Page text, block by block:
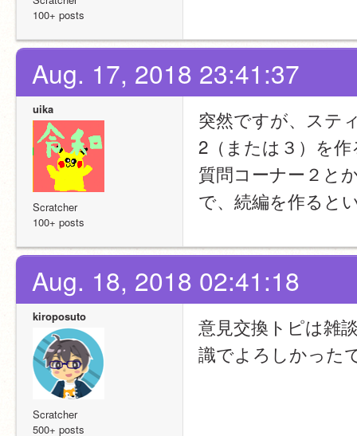
100+ posts
Aug. 17, 2018 23:41:37
uika
Scratcher
100+ posts
突然ですが、ステ
2（または３）を
質問コーナー２と
で、続編を作ると
Aug. 18, 2018 02:41:18
kiroposuto
Scratcher
500+ posts
意見交換トピは雑
識でよろしかった